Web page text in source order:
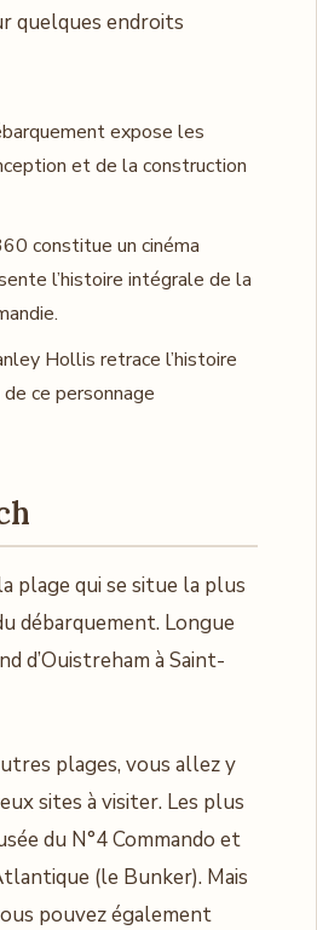
quelques endroits
expose les
et de la construction
constitue un cinéma
l’histoire intégrale de la
Hollis retrace l’histoire
ce personnage
plage qui se situe la plus
débarquement. Longue
d’Ouistreham à Saint-
plages, vous allez y
sites à visiter. Les plus
du N°4 Commando et
(le Bunker). Mais
pouvez également